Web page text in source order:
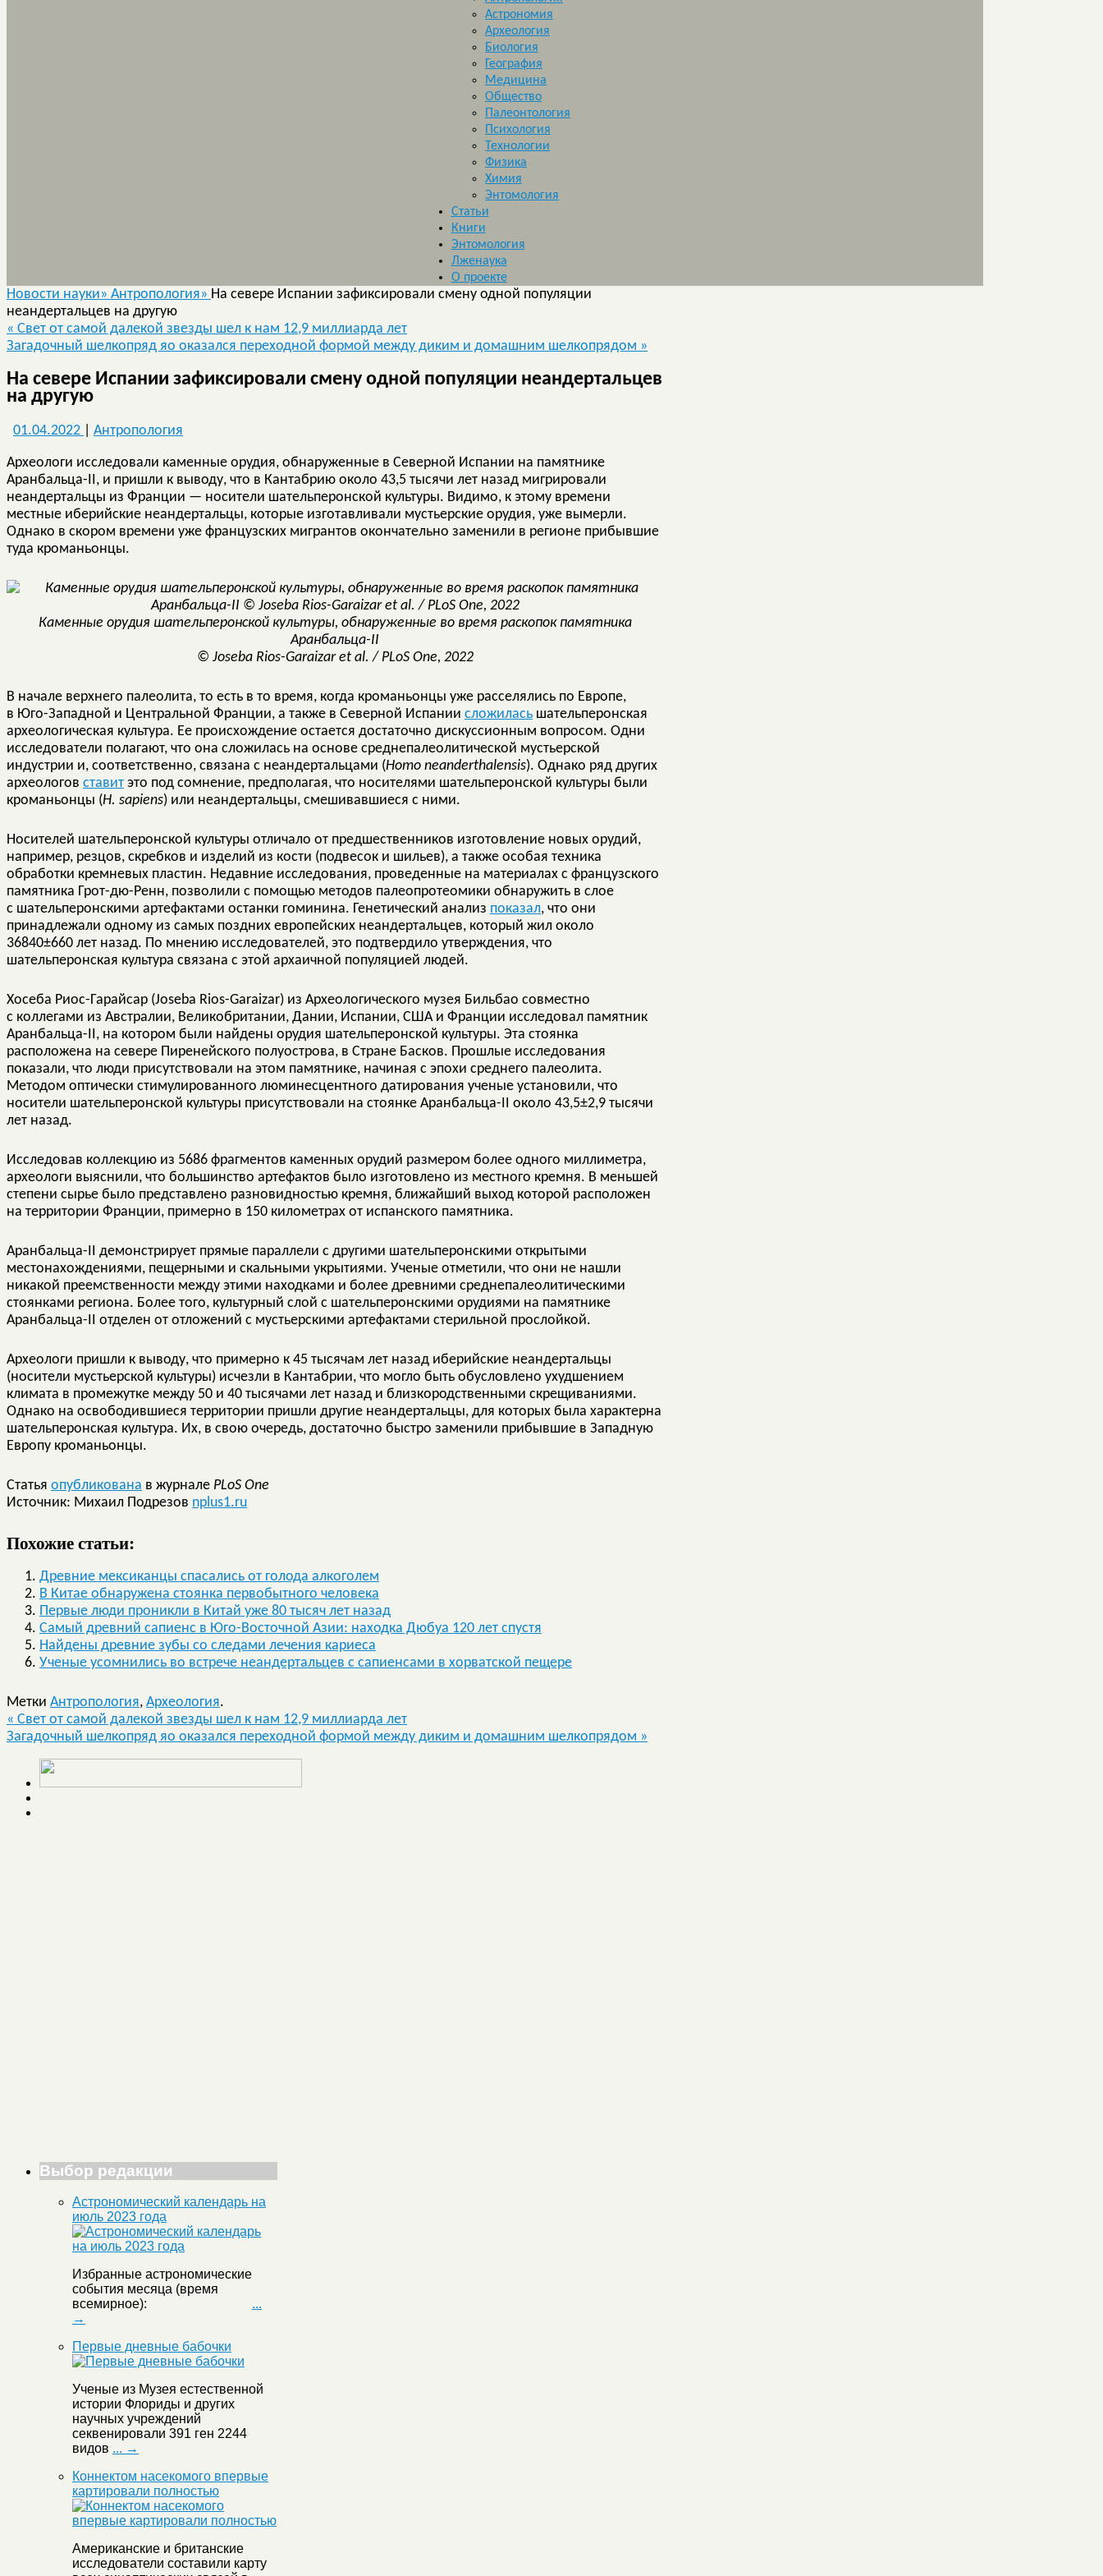
Астрономия
Археология
Биология
География
Медицина
Общество
Палеонтология
Психология
Технологии
Физика
Химия
Энтомология
Статьи
Книги
Энтомология
Лженаука
О проекте
Новости науки» Антропология» На севере Испании зафиксировали смену одной популяции
неандертальцев на другую
« Свет от самой далекой звезды шел к нам 12,9 миллиарда лет
Загадочный шелкопряд яо оказался переходной формой между диким и домашним шелкопрядом »
На севере Испании зафиксировали смену одной популяции неандертальцев
на другую
01.04.2022 Антропология
Археологи исследовали каменные орудия, обнаруженные в Северной Испании на памятнике
Аранбальца-II, и пришли к выводу, что в Кантабрию около 43,5 тысячи лет назад мигрировали
неандертальцы из Франции — носители шательперонской культуры. Видимо, к этому времени
местные иберийские неандертальцы, которые изготавливали мустьерские орудия, уже вымерли.
Однако в скором времени уже французских мигрантов окончательно заменили в регионе прибывшие
туда кроманьонцы.
Каменные орудия шательперонской культуры, обнаруженные во время раскопок памятника
Аранбальца-II
© Joseba Rios-Garaizar et al. / PLoS One, 2022
В начале верхнего палеолита, то есть в то время, когда кроманьонцы уже расселялись по Европе,
в Юго-Западной и Центральной Франции, а также в Северной Испании сложилась шательперонская
археологическая культура. Ее происхождение остается достаточно дискуссионным вопросом. Одни
исследователи полагают, что она сложилась на основе среднепалеолитической мустьерской
индустрии и, соответственно, связана с неандертальцами (Homo neanderthalensis). Однако ряд других
археологов ставит это под сомнение, предполагая, что носителями шательперонской культуры были
кроманьонцы (H. sapiens) или неандертальцы, смешивавшиеся с ними.
Носителей шательперонской культуры отличало от предшественников изготовление новых орудий,
например, резцов, скребков и изделий из кости (подвесок и шильев), а также особая техника
обработки кремневых пластин. Недавние исследования, проведенные на материалах с французского
памятника Грот-дю-Ренн, позволили с помощью методов палеопротеомики обнаружить в слое
с шательперонскими артефактами останки гоминина. Генетический анализ показал, что они
принадлежали одному из самых поздних европейских неандертальцев, который жил около
36840±660 лет назад. По мнению исследователей, это подтвердило утверждения, что
шательперонская культура связана с этой архаичной популяцией людей.
Хосеба Риос-Гарайсар (Joseba Rios-Garaizar) из Археологического музея Бильбао совместно
с коллегами из Австралии, Великобритании, Дании, Испании, США и Франции исследовал памятник
Аранбальца-II, на котором были найдены орудия шательперонской культуры. Эта стоянка
расположена на севере Пиренейского полуострова, в Стране Басков. Прошлые исследования
показали, что люди присутствовали на этом памятнике, начиная с эпохи среднего палеолита.
Методом оптически стимулированного люминесцентного датирования ученые установили, что
носители шательперонской культуры присутствовали на стоянке Аранбальца-II около 43,5±2,9 тысячи
лет назад.
Исследовав коллекцию из 5686 фрагментов каменных орудий размером более одного миллиметра,
археологи выяснили, что большинство артефактов было изготовлено из местного кремня. В меньшей
степени сырье было представлено разновидностью кремня, ближайший выход которой расположен
на территории Франции, примерно в 150 километрах от испанского памятника.
Аранбальца-II демонстрирует прямые параллели с другими шательперонскими открытыми
местонахождениями, пещерными и скальными укрытиями. Ученые отметили, что они не нашли
никакой преемственности между этими находками и более древними среднепалеолитическими
стоянками региона. Более того, культурный слой с шательперонскими орудиями на памятнике
Аранбальца-II отделен от отложений с мустьерскими артефактами стерильной прослойкой.
Археологи пришли к выводу, что примерно к 45 тысячам лет назад иберийские неандертальцы
(носители мустьерской культуры) исчезли в Кантабрии, что могло быть обусловлено ухудшением
климата в промежутке между 50 и 40 тысячами лет назад и близкородственными скрещиваниями.
Однако на освободившиеся территории пришли другие неандертальцы, для которых была характерна
шательперонская культура. Их, в свою очередь, достаточно быстро заменили прибывшие в Западную
Европу кроманьонцы.
Статья опубликована в журнале PLoS One
Источник: Михаил Подрезов nplus1.ru
Похожие статьи:
Древние мексиканцы спасались от голода алкоголем
В Китае обнаружена стоянка первобытного человека
Первые люди проникли в Китай уже 80 тысяч лет назад
Самый древний сапиенс в Юго-Восточной Азии: находка Дюбуа 120 лет спустя
Найдены древние зубы со следами лечения кариеса
Ученые усомнились во встрече неандертальцев с сапиенсами в хорватской пещере
Метки Антропология, Археология.
« Свет от самой далекой звезды шел к нам 12,9 миллиарда лет
Загадочный шелкопряд яо оказался переходной формой между диким и домашним шелкопрядом »
Выбор редакции
Астрономический календарь на
июль 2023 года
Избранные астрономические
события месяца (время
всемирное): ...
→
Первые дневные бабочки
Ученые из Музея естественной
истории Флориды и других
научных учреждений
секвенировали 391 ген 2244
видов ... →
Коннектом насекомого впервые
картировали полностью
Американские и британские
исследователи составили карту